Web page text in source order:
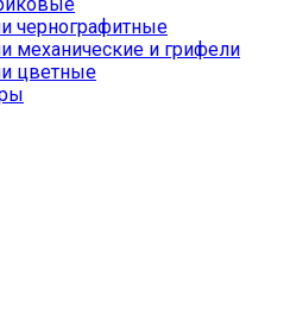
чернографитные
механические и грифели
цветные